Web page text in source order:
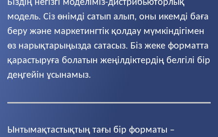
Біздің негізгі моделіміз-дистрибьюторлық
модель. Сіз өнімді сатып алып, оны икемді баға
беру және маркетингтік қолдау мүмкіндігімен
өз нарықтарыңызда сатасыз. Біз жеке форматта
қарастыруға болатын жеңілдіктердің белгілі бір
деңгейін ұсынамыз.
Ынтымақтастықтың тағы бір форматы –